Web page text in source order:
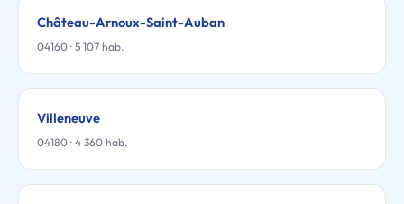
Château-Arnoux-Saint-Auban
04160 · 5 107 hab.
Villeneuve
04180 · 4 360 hab.